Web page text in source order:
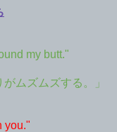
my butt."
ムズムズする。」
you."